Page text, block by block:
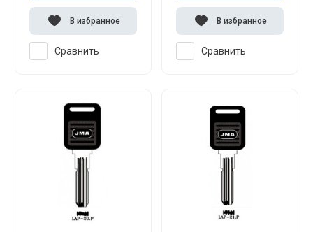
Сравнить
В избранное
Сравнить
В избранное